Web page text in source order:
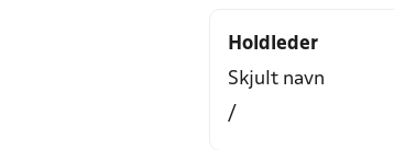
Holdleder
Skjult navn
/